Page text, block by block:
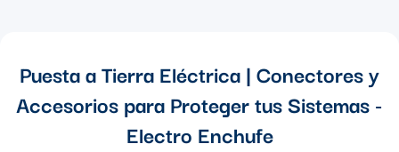
Puesta a Tierra Eléctrica | Conectores y
Accesorios para Proteger tus Sistemas -
Electro Enchufe